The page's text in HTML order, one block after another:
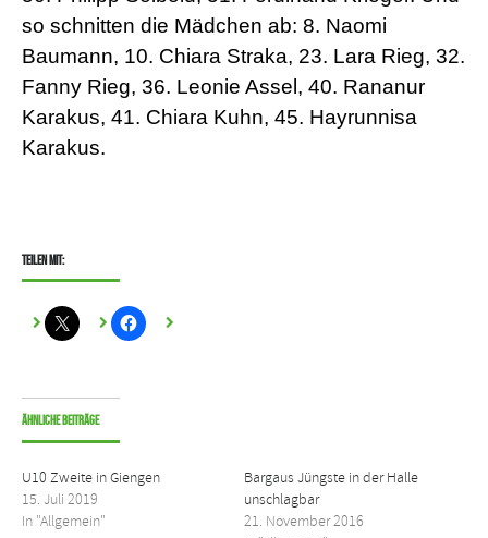
so schnitten die Mädchen ab: 8. Naomi
Baumann, 10. Chiara Straka, 23. Lara Rieg, 32.
Fanny Rieg, 36. Leonie Assel, 40. Rananur
Karakus, 41. Chiara Kuhn, 45. Hayrunnisa
Karakus.
Teilen mit:
Ähnliche Beiträge
U10 Zweite in Giengen
15. Juli 2019
In "Allgemein"
Bargaus Jüngste in der Halle
unschlagbar
21. November 2016